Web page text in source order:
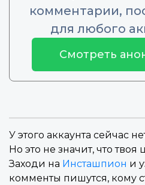
комментарии,
для любого
Смотреть
У этого аккаунта сейчас
Но это не значит, что
Заходи на Инсташпион и
комменты пишутся, кому